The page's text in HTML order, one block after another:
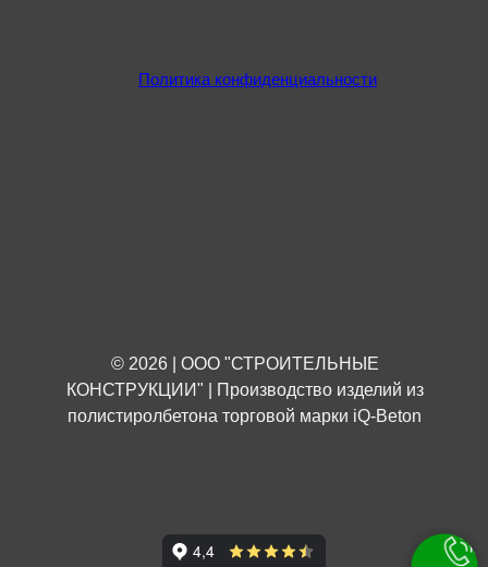
© 2026 | ООО "СТРОИТЕЛЬНЫЕ
КОНСТРУКЦИИ" | Производство изделий из
полистиролбетона торговой марки iQ-Beton
Политика конфиденциальности